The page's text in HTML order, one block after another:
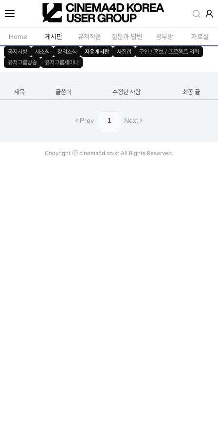
Home 게시판
공지사항
강의소식
구인 / 홍보 / 프로젝트 의뢰
유저작품 질문과 답변 공부방 자료실
모션 / 모그라
스크립트 / 플러그인 /
공지사항 새소식 강의소식 자유게시판 사진첩
구인 / 홍보 / 프로젝트 의뢰
유저그룹방송
유저그룹세미나
제목 글쓴이 수정한 사람 최종 글
Prev 1 Next
Copyright ⓒ cinema4d.co.kr All Rights Reserved.